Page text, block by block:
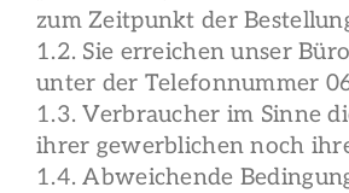
zum Zeitpunkt der
1.2. Sie erreichen unser
unter der Telefonnummer
1.3. Verbraucher im Sinne
ihrer gewerblichen noch
1.4. Abweichende